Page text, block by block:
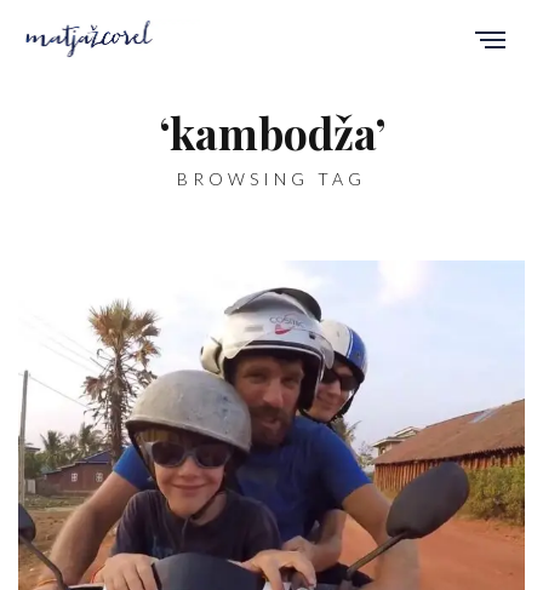
‘kambodža’
BROWSING TAG